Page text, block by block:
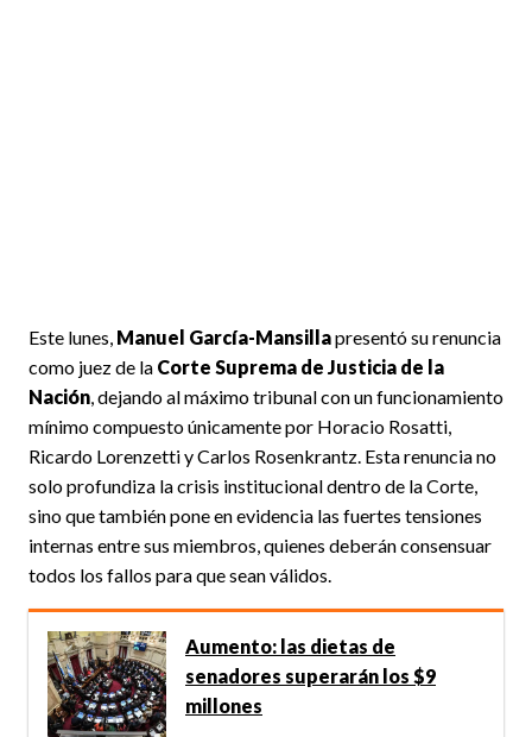
Este lunes, Manuel García-Mansillapresentó su renuncia
como juez de la Corte Suprema de Justicia de la
Nación, dejando al máximo tribunal con un funcionamiento
mínimo compuesto únicamente por Horacio Rosatti,
Ricardo Lorenzetti y Carlos Rosenkrantz. Esta renuncia no
solo profundiza la crisis institucional dentro de la Corte,
sino que también pone en evidencia las fuertes tensiones
internas entre sus miembros, quienes deberán consensuar
todos los fallos para que sean válidos.
Aumento: las dietas de
senadores superarán los $9
millones